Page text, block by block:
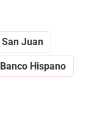
San Juan
Banco Hispano